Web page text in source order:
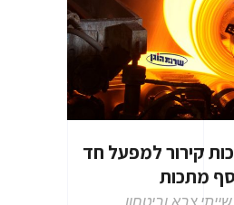
קירור למפעל חד
מתכות